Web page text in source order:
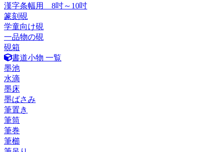
漢字条幅用 8吋～10吋
篆刻硯
学童向け硯
一品物の硯
硯箱
書道小物 一覧
墨池
水滴
墨床
墨ばさみ
筆置き
筆筒
筆巻
筆櫛